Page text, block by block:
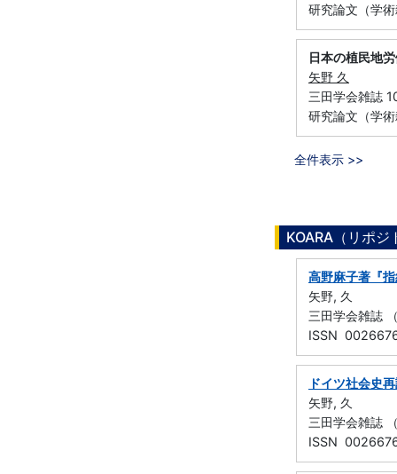
研究論文（学
日本の植民地
矢野 久
三田学会雑誌
研究論文（学
全件表示 >>
KOARA（リポ
高野麻子著『
矢野, 久
三田学会雑誌
ISSN
ドイツ社会史
矢野, 久
三田学会雑誌
ISSN